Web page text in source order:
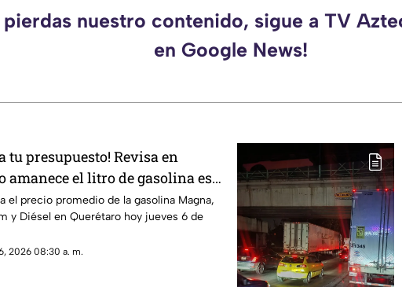
pierdas nuestro contenido, sigue a TV
en Google News!
tu presupuesto! Revisa en
amanece el litro de gasolina este
el precio promedio de la gasolina Magna,
y Diésel en Querétaro hoy jueves 6 de
2026 08:30 a. m.